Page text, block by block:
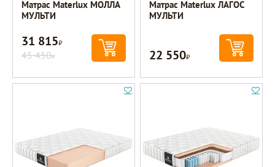
Матрас Materlux МОЛЛА
МУЛЬТИ
31 815Р
45 450Р
Матрас Materlux ЛАГОС
МУЛЬТИ
22 550Р